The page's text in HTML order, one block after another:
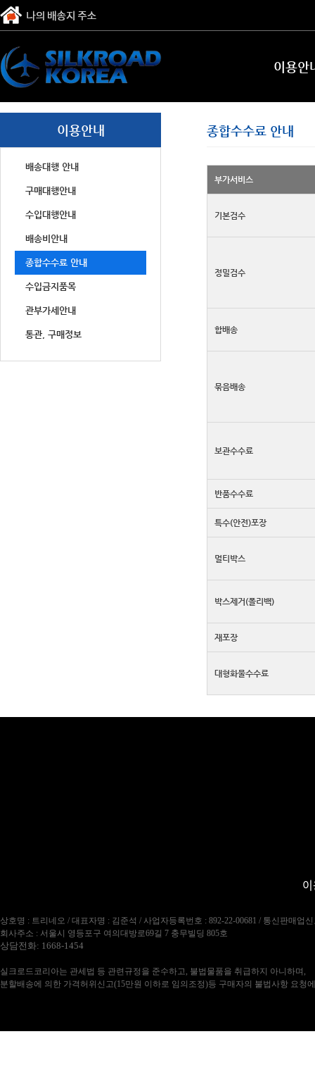
이용안
이용안내
배송대행 안내
구매대행안내
수입대행안내
배송비안내
종합수수료 안내
수입금지품목
관부가세안내
통관, 구매정보
종합수수료 안내
부가서비스
기본검수
정밀검수
합배송
묶음배송
보관수수료
반품수수료
특수(안전)포장
멀티박스
박스제거(폴리백)
재포장
대형화물수수료
상호명 : 트리네오 / 대표자명 : 김준석 / 사업자등록번호 : 892-22-00681 / 통신판매업
회사주소 : 서울시 영등포구 여의대방로69길 7 충무빌딩 805호
상담전화: 1668-1454
실크로드코리아는 관세법 등 관련규정을 준수하고, 불법물품을 취급하지 아니하며,
분할배송에 의한 가격허위신고(15만원 이하로 임의조정)등 구매자의 불법사항 요청